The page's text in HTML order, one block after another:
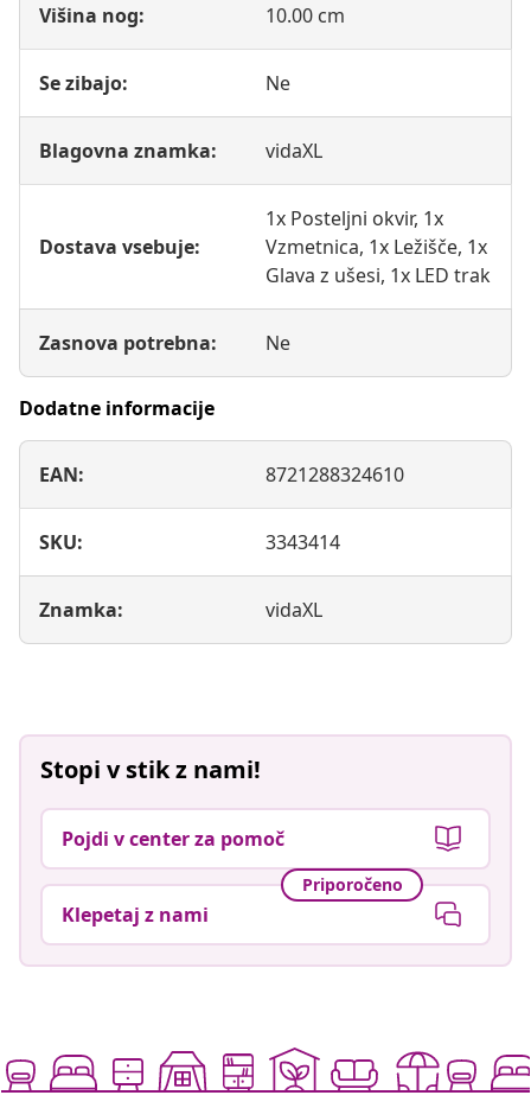
Višina nog: 10.00 cm
Se zibajo: Ne
Blagovna znamka: vidaXL
Dostava vsebuje:
1x Posteljni okvir, 1x
Vzmetnica, 1x Ležišče, 1x
Glava z ušesi, 1x LED trak
Zasnova potrebna: Ne
Dodatne informacije
EAN: 8721288324610
SKU: 3343414
Znamka: vidaXL
Stopi v stik z nami!
Pojdi v center za pomoč
Priporočeno
Klepetaj z nami